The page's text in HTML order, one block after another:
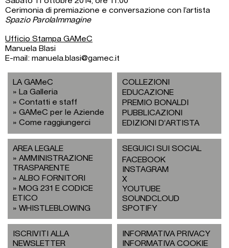
Cerimonia di premiazione e conversazione con l’artista
Spazio ParolaImmagine
Ufficio Stampa GAMeC
Manuela Blasi
E-mail: manuela.blasi@gamec.it
LA GAMeC
La Galleria
Contatti e staff
GAMeC per le Aziende
Come raggiungerci
COLLEZIONI
EDUCAZIONE
PREMIO BONALDI
PUBBLICAZIONI
EDIZIONI D’ARTISTA
AREA LEGALE
AMMINISTRAZIONE
TRASPARENTE
ALBO FORNITORI
MOG 231 E CODICE
ETICO
WHISTLEBLOWING
SEGUICI SUI SOCIAL
FACEBOOK
INSTAGRAM
X
YOUTUBE
SOUNDCLOUD
SPOTIFY
ISCRIVITI ALLA
NEWSLETTER
INFORMATIVA PRIVACY
INFORMATIVA COOKIE